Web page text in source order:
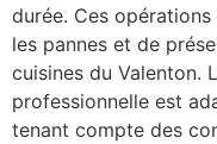
durée. Ces
les pannes et de
cuisines du Valenton.
professionnelle est
tenant compte des